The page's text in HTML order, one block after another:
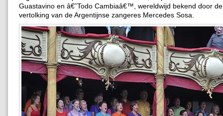
Guastavino en â€˜Todo Cambiaâ€™, wereldwijd bekend door
vertolking van de Argentijnse zangeres Mercedes Sosa.